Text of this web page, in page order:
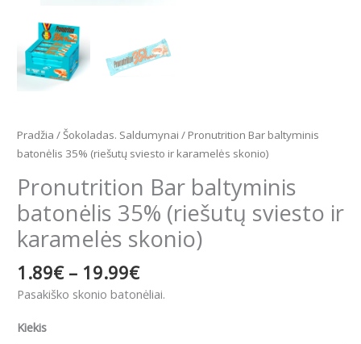
Pradžia /Šokoladas. Saldumynai / Pronutrition Bar baltyminis
batonėlis 35% (riešutų sviesto ir karamelės skonio)
Pronutrition Bar baltyminis
batonėlis 35% (riešutų sviesto ir
karamelės skonio)
1.89€ – 19.99€
Pasakiško skonio batonėliai.
Kiekis